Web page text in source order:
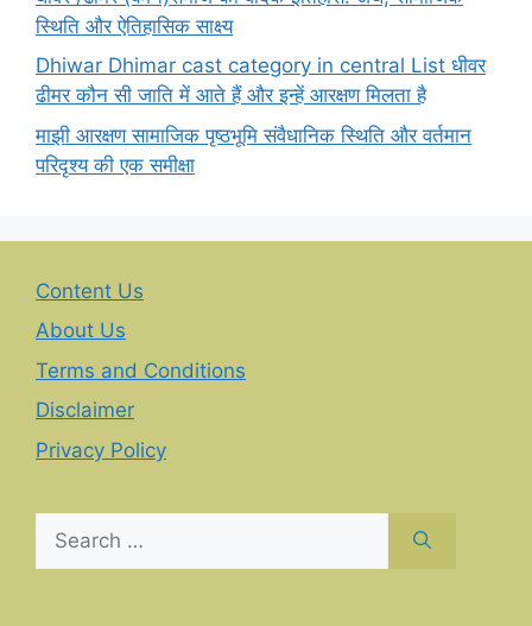
स्थिति और ऐतिहासिक साक्ष्य
Dhiwar Dhimar cast category in central List धीवर
ढीमर कौन सी जाति में आते हैं और इन्हें आरक्षण मिलता है
माझी आरक्षण सामाजिक पृष्ठभूमि संवैधानिक स्थिति और वर्तमान
परिदृश्य की एक समीक्षा
Content Us
About Us
Terms and Conditions
Disclaimer
Privacy Policy
for: